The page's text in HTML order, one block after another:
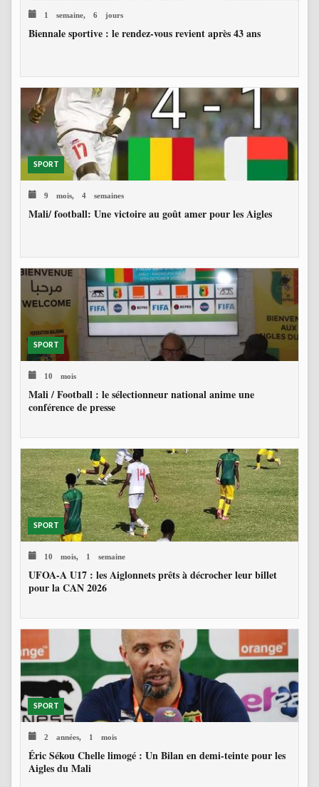
1 semaine, 6 jours
Biennale sportive : le rendez-vous revient après 43 ans
SPORT
9 mois, 4 semaines
Mali/ football: Une victoire au goût amer pour les Aigles
SPORT
10 mois
Mali / Football : le sélectionneur national anime une
conférence de presse
SPORT
10 mois, 1 semaine
UFOA-A U17 : les Aiglonnets prêts à décrocher leur billet
pour la CAN 2026
SPORT
2 années, 1 mois
Éric Sékou Chelle limogé : Un Bilan en demi-teinte pour les
Aigles du Mali